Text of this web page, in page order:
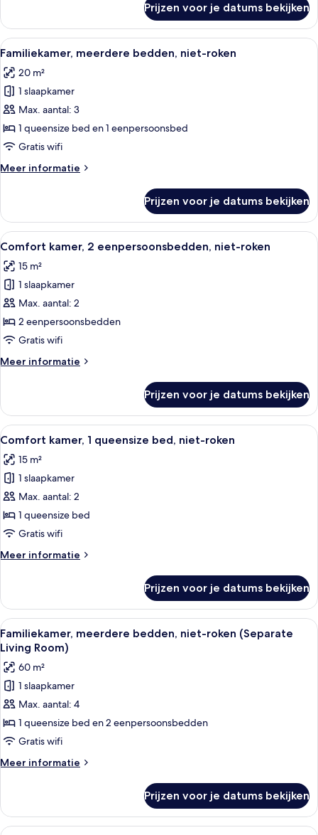
Living
Room)
laden
suite,
queensize
niet-
roken
(Separate
Living
Room)
Prijzen voor je datums bekijken
Alle
foto's
voor
Familiekamer,
meerdere
bedden,
niet-
laden
Een hotelkamer met een groot bed,
4
Familiekamer, meerdere bedden, niet-roken
20 m²
1 slaapkamer
Max. aantal: 3
1 queensize bed en 1 eenpersoonsbed
Gratis wifi
Meer informatie
Meer
meerdere
bedden,
niet-
Prijzen voor je datums bekijken
Alle
foto's
voor
Comfort
kamer,
2
eenpersoonsbedden,
roken
Een hotelkamer met twee bedden,
7
Comfort kamer, 2 eenpersoonsbedden, niet-roken
15 m²
1 slaapkamer
Max. aantal: 2
2 eenpersoonsbedden
Gratis wifi
Meer informatie
Meer
kamer,
eenpersoonsbedden,
roken
Prijzen voor je datums bekijken
Alle
foto's
voor
Comfort
kamer,
1
queensize
niet-
Een hotelkamer met een bed, een
7
Comfort kamer, 1 queensize bed, niet-roken
15 m²
1 slaapkamer
Max. aantal: 2
1 queensize bed
Gratis wifi
Meer informatie
Meer
kamer,
queensize
bed,
roken
Prijzen voor je datums bekijken
Alle
foto's
voor
Familiekamer,
meerdere
bedden,
niet-
roken
(Separate
Living
laden
Een moderne slaapkamer met een
7
Familiekamer, meerdere bedden, niet-roken (Separate
Living Room)
60 m²
1 slaapkamer
Max. aantal: 4
1 queensize bed en 2 eenpersoonsbedden
Gratis wifi
Meer informatie
Meer
meerdere
bedden,
Prijzen voor je datums bekijken
Een hotelkamer met een bed,